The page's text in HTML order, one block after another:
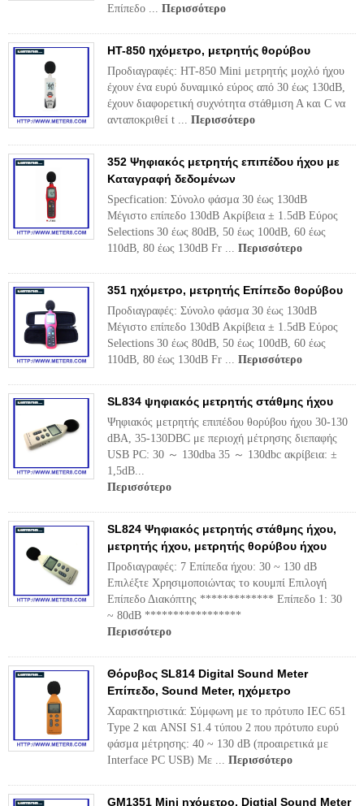
Επίπεδο ... Περισσότερο
HT-850 ηχόμετρο, μετρητής θορύβου
Προδιαγραφές: HT-850 Mini μετρητής μοχλό ήχου
έχουν ένα ευρύ δυναμικό εύρος από 30 έως 130dB,
έχουν διαφορετική συχνότητα στάθμιση Α και C να
ανταποκριθεί t ... Περισσότερο
352 Ψηφιακός μετρητής επιπέδου ήχου με
Καταγραφή δεδομένων
Specfication: Σύνολο φάσμα 30 έως 130dB
Μέγιστο επίπεδο 130dB Ακρίβεια ± 1.5dB Εύρος
Selections 30 έως 80dB, 50 έως 100dB, 60 έως
110dB, 80 έως 130dB Fr ... Περισσότερο
351 ηχόμετρο, μετρητής Επίπεδο θορύβου
Προδιαγραφές: Σύνολο φάσμα 30 έως 130dB
Μέγιστο επίπεδο 130dB Ακρίβεια ± 1.5dB Εύρος
Selections 30 έως 80dB, 50 έως 100dB, 60 έως
110dB, 80 έως 130dB Fr ... Περισσότερο
SL834 ψηφιακός μετρητής στάθμης ήχου
Ψηφιακός μετρητής επιπέδου θορύβου ήχου 30-130
dBA, 35-130DBC με περιοχή μέτρησης διεπαφής
USB PC: 30 ～ 130dba 35 ～ 130dbc ακρίβεια: ±
1,5dB...
Περισσότερο
SL824 Ψηφιακός μετρητής στάθμης ήχου,
μετρητής ήχου, μετρητής θορύβου ήχου
Προδιαγραφές: 7 Επίπεδα ήχου: 30 ~ 130 dB
Επιλέξτε Χρησιμοποιώντας το κουμπί Επιλογή
Επίπεδο Διακόπτης ************* Επίπεδο 1: 30
~ 80dB *****************
Περισσότερο
Θόρυβος SL814 Digital Sound Meter
Επίπεδο, Sound Meter, ηχόμετρο
Χαρακτηριστικά: Σύμφωνη με το πρότυπο IEC 651
Type 2 και ANSI S1.4 τύπου 2 που πρότυπο ευρύ
φάσμα μέτρησης: 40 ~ 130 dB (προαιρετικά με
Interface PC USB) Με ... Περισσότερο
GM1351 Mini ηχόμετρο, Digtial Sound Meter